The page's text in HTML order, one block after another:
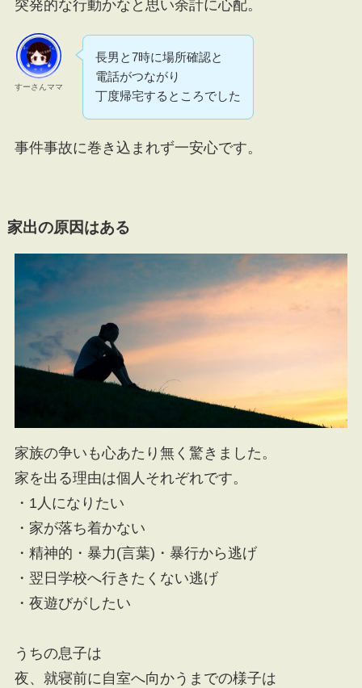
突発的な行動かなと思い余計に心配。
すーさんママ
長男と7時に場所確認と
電話がつながり
丁度帰宅するところでした
事件事故に巻き込まれず一安心です。
家出の原因はある
家族の争いも心あたり無く驚きました。
家を出る理由は個人それぞれです。
・1人になりたい
・家が落ち着かない
・精神的・暴力(言葉)・暴行から逃げ
・翌日学校へ行きたくない逃げ
・夜遊びがしたい
うちの息子は
夜、就寝前に自室へ向かうまでの様子は